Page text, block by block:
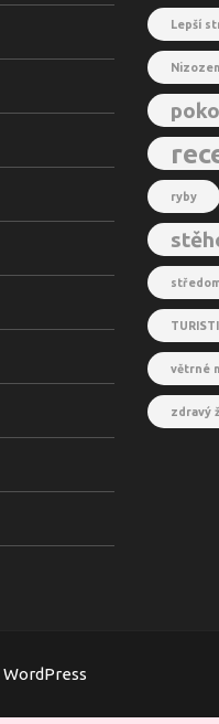
Lepší
ryby
větrné
zdravý
WordPress